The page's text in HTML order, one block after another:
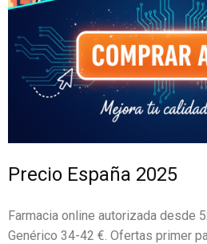
Precio España 2025
Farmacia online autorizada desde
Genérico 34-42 €. Ofertas primer